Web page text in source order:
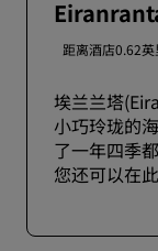
距离酒店0.62
埃兰兰塔
小巧玲珑的
了一年四季
您还可以在